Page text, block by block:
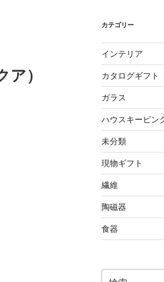
）
カテゴリー
インテリア
カタログギフト
ガラス
ハウスキーピン
未分類
現物ギフト
繊維
陶磁器
食器